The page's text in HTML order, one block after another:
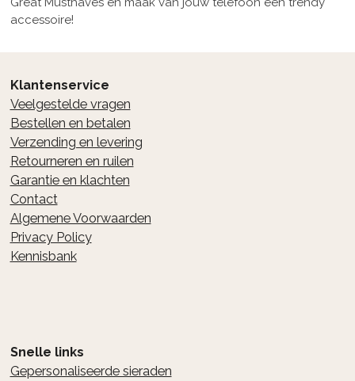
accessoire!
Klantenservice
Veelgestelde vragen
Bestellen en betalen
Verzending en levering
Retourneren en ruilen
Garantie en klachten
Contact
Algemene Voorwaarden
Privacy Policy
Kennisbank
Snelle links
Gepersonaliseerde sieraden